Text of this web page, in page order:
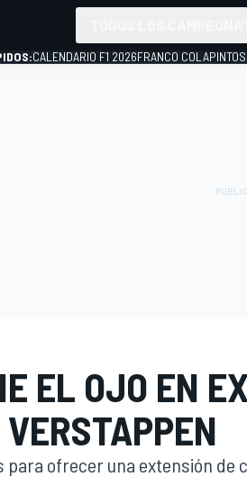
CALENDARIO F1 2026FRANCO COLAPINTO
EL OJO EN
para ofrecer una extensión de